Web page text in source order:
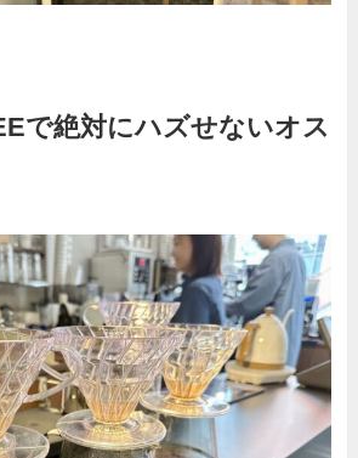
で絶対にハズせないオス